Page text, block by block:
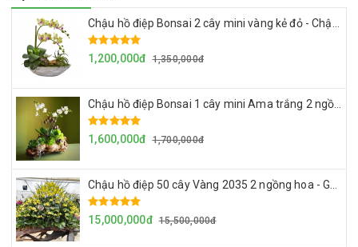
1,200,000đ 1,350,000đ
1,600,000đ 1,700,000đ
15,000,000đ 15,500,000đ